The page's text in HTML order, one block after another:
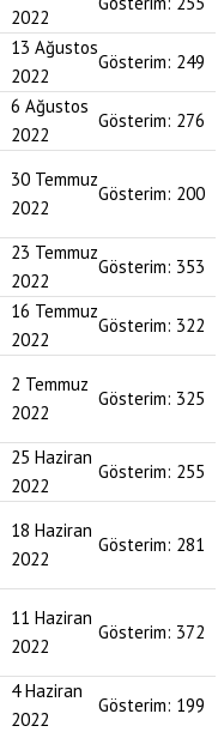
2022
13 Ağustos
2022
Gösterim: 249
6 Ağustos
2022
Gösterim: 276
30 Temmuz
2022
Gösterim: 200
23 Temmuz
2022
Gösterim: 353
16 Temmuz
2022
Gösterim: 322
2 Temmuz
2022
Gösterim: 325
25 Haziran
2022
Gösterim: 255
18 Haziran
2022
Gösterim: 281
11 Haziran
2022
Gösterim: 372
4 Haziran
2022
Gösterim: 199